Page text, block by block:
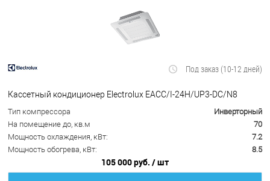
Под заказ (10-12 дней)
Кассетный кондиционер Electrolux EACС/I-24H/UP3-DC/N8
Тип компрессора
Инверторный
На помещение до, кв.м
70
Мощность охлаждения, кВт:
7.2
Мощность обогрева, кВт:
8.5
105 000 руб. / шт